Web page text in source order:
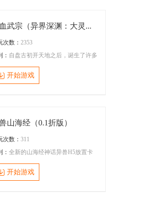
武宗（异界深渊：大灵...
次数： 2353
： 自盘古初开天地之后，诞生了许多
魔界虎视眈眈，妄想 吞并人界，但是
中人诞生了一批拥有特殊力量的人类-
魔都会进入灵界之中，自此以后，灵
了御灵师们与妖魔之间们的战场，阻
展成了两个极端，一半是荒漠戈壁、
人烟的妖魔区域，一半则是 一座座高
开始游戏
山海经（0.1折版）
次数： 311
： 全新的山海经神话异兽H5放置卡
战、修仙问道，一路诛神杀魔，问鼎
之巅。游戏中异兽多变，玩法丰富，
开始游戏